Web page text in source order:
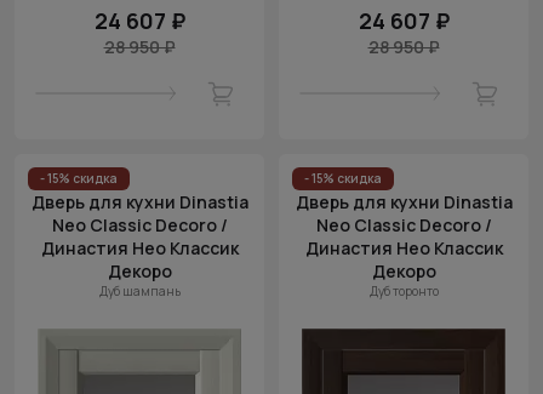
24 607 ₽
28 950 ₽
24 607 ₽
28 950 ₽
- 15% скидка
Дверь для кухни Dinastia
Neo Classic Decoro /
Династия Нео Классик
Декоро
Дуб шампань
- 15% скидка
Дверь для кухни Dinastia
Neo Classic Decoro /
Династия Нео Классик
Декоро
Дуб торонто